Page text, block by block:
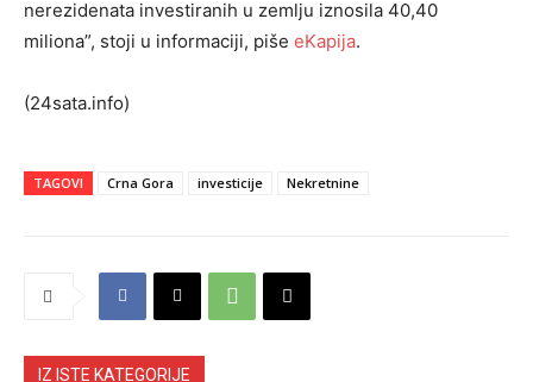
nerezidenata investiranih u zemlju iznosila 40,40
miliona”, stoji u informaciji, piše eKapija.
(24sata.info)
TAGOVI Crna Gora investicije Nekretnine
IZ ISTE KATEGORIJE